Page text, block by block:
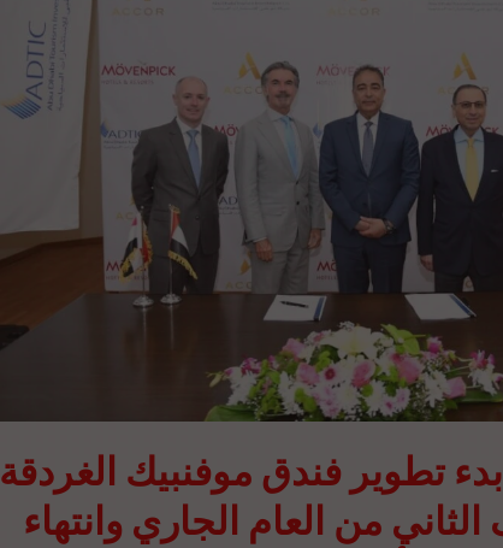
تطوير فندق موفنبيك الغردقة
من العام الجاري وانتهاء